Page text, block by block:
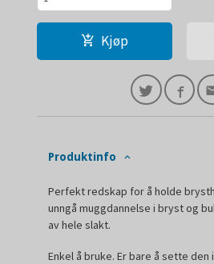
Kjøp
Produktinfo
Perfekt redskap for å holde
unngå muggdannelse i bryst og
av hele slakt.
Enkel å bruke. Er bare å sette den